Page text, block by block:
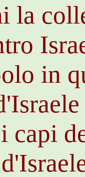
la
in
capi